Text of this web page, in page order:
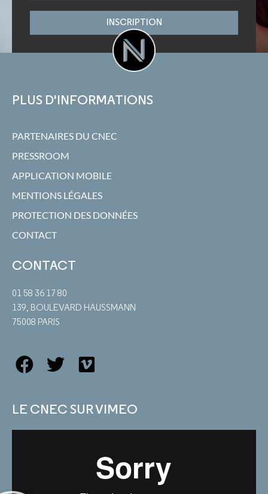
INSCRIPTION
PLUS D'INFORMATIONS
PARTENAIRES DU CNEC
PRESSROOM
APPLICATION MOBILE
MENTIONS LÉGALES
PROTECTION DES DONNÉES
CONTACT
CONTACT
01 58 36 17 80
139, BOULEVARD HAUSSMANN
75008 PARIS
LE CNEC SUR VIMEO